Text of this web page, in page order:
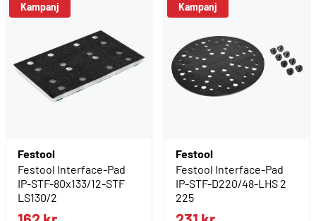
Kampanj
Festool
Festool Interface-Pad
IP-STF-80x133/12-STF
LS130/2
Kampanj
Festool
Festool Interface-Pad
IP-STF-D220/48-LHS 2
225